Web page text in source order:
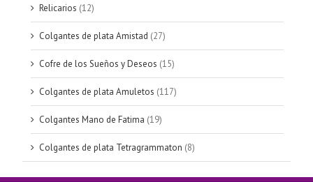
Relicarios (12)
Colgantes de plata Amistad (27)
Cofre de los Sueños y Deseos (15)
Colgantes de plata Amuletos (117)
Colgantes Mano de Fatima (19)
Colgantes de plata Tetragrammaton (8)